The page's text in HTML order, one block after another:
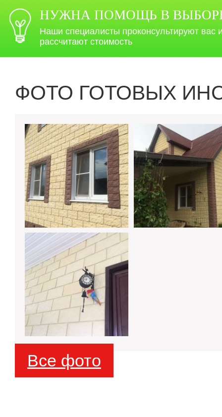
НУЖНА ПОМОЩЬ В
Наши специалисты проконсультируют вас
рассчитают стоимость
ФОТО ГОТОВЫХ
Все фото